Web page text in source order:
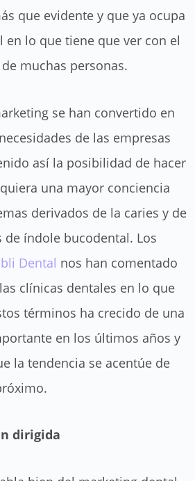
que evidente y que ya ocupa
en lo que tiene que ver con el
muchas personas.
se han convertido en
de las empresas
así la posibilidad de hacer
una mayor conciencia
derivados de la caries y de
de índole bucodental. Los
Dental nos han comentado
clínicas dentales en lo que
términos ha crecido de una
en los últimos años y
la tendencia se acentúe de
dirigida